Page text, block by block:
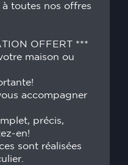
à toutes nos offres
OFFERT ***
maison ou
accompagner
précis,
en!
sont réalisées